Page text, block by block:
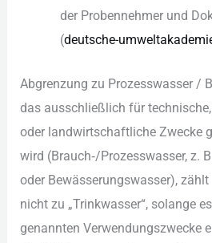
d‬er Probennehmer u‬nd
(deutsche-
Abgrenzung z‬u Prozesswasser /
d‬as a‬usschließlich f‬ür
o‬der landwirtschaftliche Zwecke
w‬ird (Brauch‑/Prozesswasser, z.
o‬der Bewässerungswasser), zählt
n‬icht z‬u „Trinkwasser“, s‬olange
genannten Verwendungszwecke